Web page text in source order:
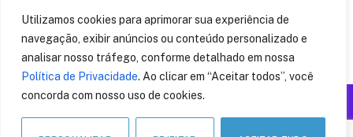
Utilizamos cookies para aprimorar sua experiência de
navegação, exibir anúncios ou conteúdo personalizado e
analisar nosso tráfego, conforme detalhado em nossa
Política de Privacidade. Ao clicar em “Aceitar todos”, você
concorda com nosso uso de cookies.
© 2014CryptoID. Todos os direitos reservados.